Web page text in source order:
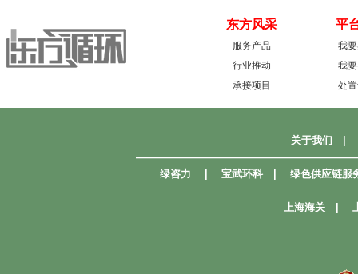
东方风采
服务产品
行业推动
承接项目
平
我
我
处
关于我们
绿咨力
宝武环科 绿色供应链服
上海海关